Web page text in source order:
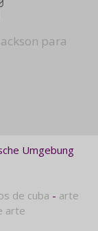
para
Umgebung
de cuba - arte
arte